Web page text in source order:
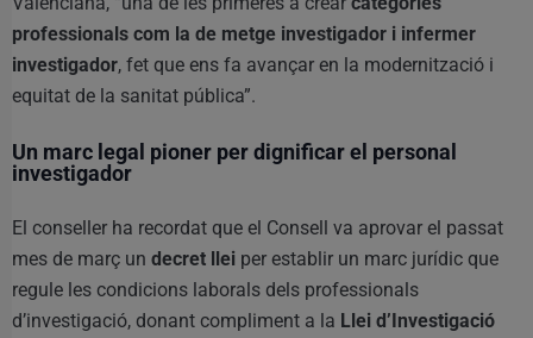
professionals com la de metge investigador i infermer
investigador, fet que ens fa avançar en la modernització i
equitat de la sanitat pública”.
Un marc legal pioner per dignificar el personal
investigador
El conseller ha recordat que el Consell va aprovar el passat
mes de març un decret llei per establir un marc jurídic que
regule les condicions laborals dels professionals
d’investigació, donant compliment a la Llei d’Investigació